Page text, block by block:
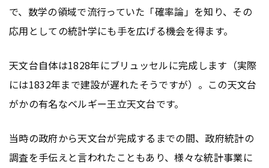
で、数学の領域で流行っていた「確率論」を知り、その
応用としての統計学にも手を広げる機会を得ます。
天文台自体は1828年にブリュッセルに完成します（実際
には1832年まで建設が遅れたそうですが）。この天文台
がかの有名なベルギー王立天文台です。
当時の政府から天文台が完成するまでの間、政府統計の
調査を手伝えと言われたこともあり、様々な統計事業に